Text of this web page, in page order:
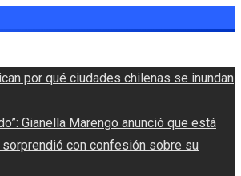
por qué ciudades chilenas se inundan
Gianella Marengo anunció que está
sorprendió con confesión sobre su